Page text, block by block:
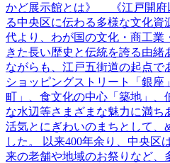
かど展示館とは》 《江戸開府
る中央区に伝わる多様な文化資
代より、わが国の文化・商工業
きた長い歴史と伝統を誇る由
ながらも、江戸五街道の起点
ショッピングストリート「銀
町」、食文化の中心「築地」、
な水辺等さまざまな魅力に満ち
活気とにぎわいのまちとして、
した。 以来400年余り、中央区
来の老舗や地域のお祭りなど、